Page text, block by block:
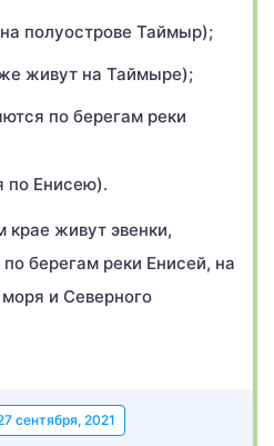
полуострове Таймыр);
живут на Таймыре);
по берегам реки
по Енисею).
живут эвенки,
берегам реки Енисей, на
и Северного
сентября, 2021